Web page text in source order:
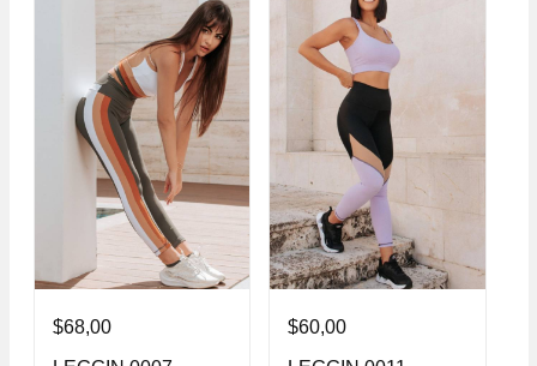
$68,00
$60,00